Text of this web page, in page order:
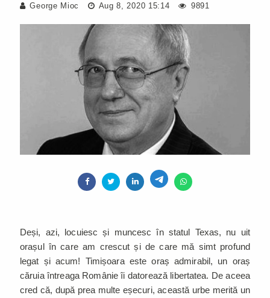
George Mioc Aug 8, 2020 15:14 9891
Deși, azi, locuiesc și muncesc în statul Texas, nu uit
orașul în care am crescut și de care mă simt profund
legat și acum! Timișoara este oraș admirabil, un oraș
căruia întreaga Românie îi datorează libertatea. De aceea
cred că, după prea multe eșecuri, această urbe merită un